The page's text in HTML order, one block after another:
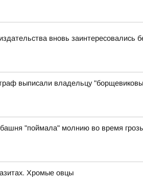
вновь заинтересовались
выписали владельцу
башня "поймала" молнию во время
Хромые овцы